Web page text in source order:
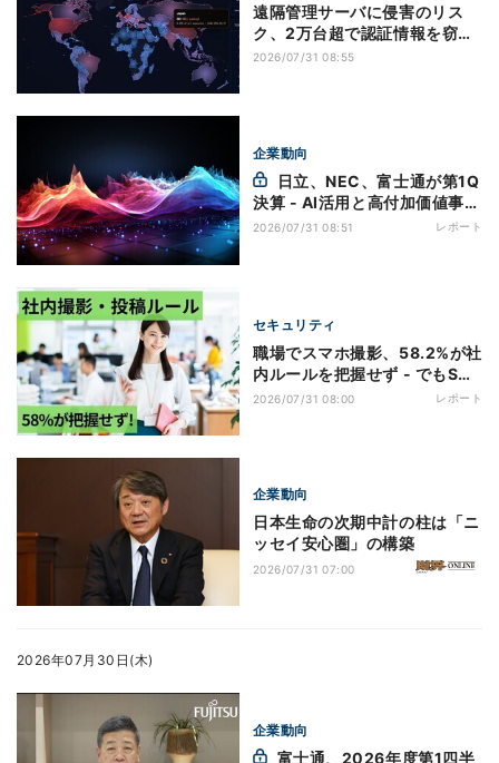
遠隔管理サーバに侵害のリス
ク、2万台超で認証情報を窃取
可能
2026/07/31 08:55
企業動向
決算 - AI活用と高付加価値事業
が成長をけん引
2026/07/31 08:51 レポート
セキュリティ
職場でスマホ撮影、58.2%が社
内ルールを把握せず - でもSNS
投稿に寛容なのはルールを知る
2026/07/31 08:00 レポート
企業動向
日本生命の次期中計の柱は「ニ
ッセイ安心圏」の構築
2026/07/31 07:00
2026年07月30日(木)
企業動向